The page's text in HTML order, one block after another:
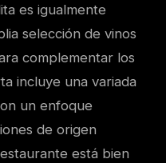
es igualmente
selección de vinos
complementar los
incluye una variada
un enfoque
de origen
está bien